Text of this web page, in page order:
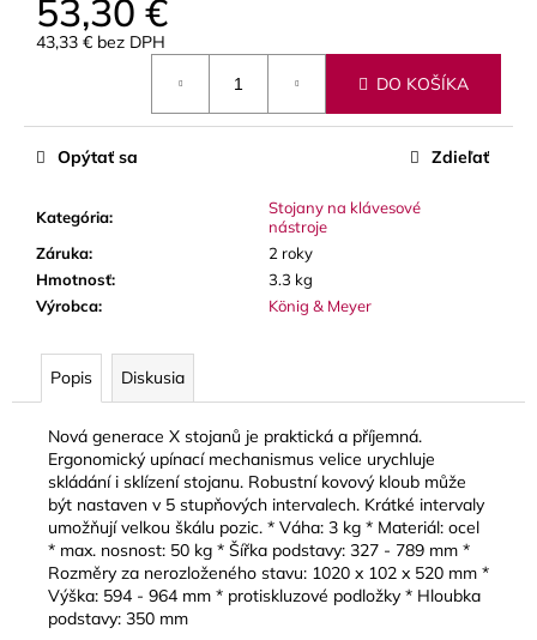
53,30 €
43,33 € bez DPH
DO KOŠÍKA
Kategória:
Stojany na klávesové
nástroje
Záruka:
2 roky
Hmotnosť:
3.3 kg
Výrobca: König & Meyer
Opýtať sa Zdieľať
Popis Diskusia
Nová generace X stojanů je praktická a příjemná.
Ergonomický upínací mechanismus velice urychluje
skládání i sklízení stojanu. Robustní kovový kloub může
být nastaven v 5 stupňových intervalech. Krátké intervaly
umožňují velkou škálu pozic. * Váha: 3 kg * Materiál: ocel
* max. nosnost: 50 kg * Šířka podstavy: 327 - 789 mm *
Rozměry za nerozloženého stavu: 1020 x 102 x 520 mm *
Výška: 594 - 964 mm * protiskluzové podložky * Hloubka
podstavy: 350 mm
o
č
a
STAGG
BATON
BOX
NA
DIRIGENTSKÚ
TAKTOVKU